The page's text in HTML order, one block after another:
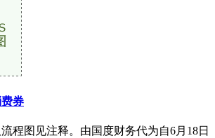
券
程图见注释。由国度财务代为自6月18日